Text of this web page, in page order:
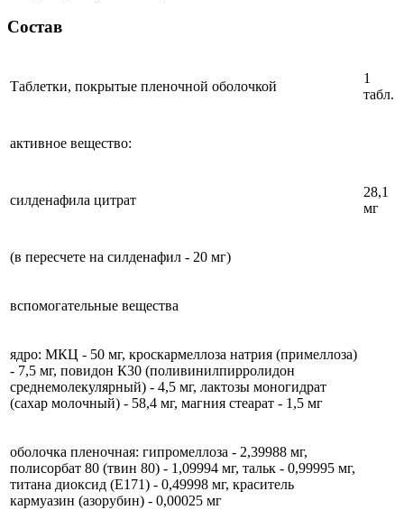
Состав
Таблетки, покрытые пленочной оболочкой
1
табл.
активное вещество:
силденафила цитрат
28,1
мг
(в пересчете на силденафил - 20 мг)
вспомогательные вещества
ядро: МКЦ - 50 мг, кроскармеллоза натрия (примеллоза)
- 7,5 мг, повидон К30 (поливинилпирролидон
среднемолекулярный) - 4,5 мг, лактозы моногидрат
(сахар молочный) - 58,4 мг, магния стеарат - 1,5 мг
оболочка пленочная: гипромеллоза - 2,39988 мг,
полисорбат 80 (твин 80) - 1,09994 мг, тальк - 0,99995 мг,
титана диоксид (Е171) - 0,49998 мг, краситель
кармуазин (азорубин) - 0,00025 мг